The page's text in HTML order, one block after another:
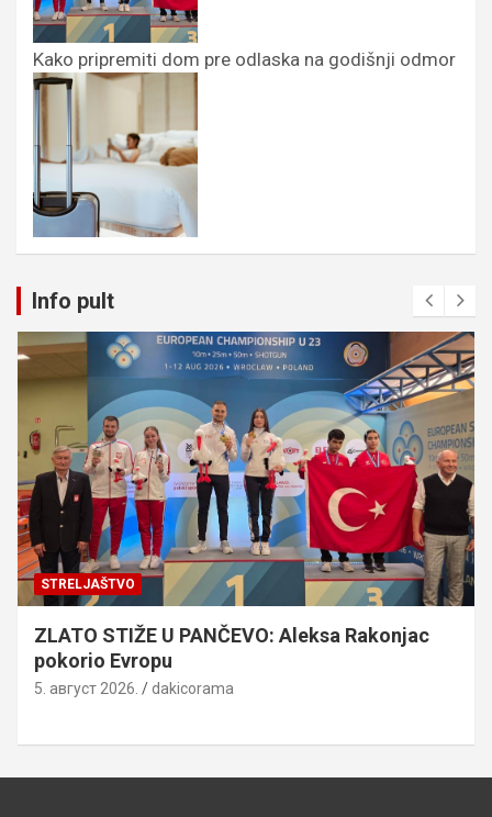
Kako pripremiti dom pre odlaska na godišnji odmor
Info pult
STRELJAŠTVO
ZLATO STIŽE U PANČEVO: Aleksa Rakonjac
pokorio Evropu
5. август 2026. dakicorama